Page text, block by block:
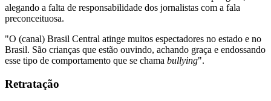
alegando a falta de responsabilidade dos jornalistas com a fala
preconceituosa.
"O (canal) Brasil Central atinge muitos espectadores no estado e no
Brasil. São crianças que estão ouvindo, achando graça e endossando
esse tipo de comportamento que se chama bullying".
Retratação